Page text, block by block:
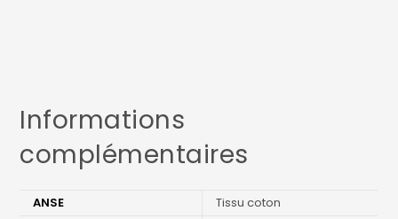
Informations
complémentaires
ANSE
Tissu coton